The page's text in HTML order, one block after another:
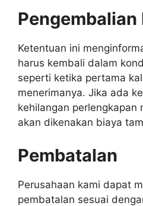
Pengembalian
Ketentuan ini
harus kembali dalam
seperti ketika pertama
menerimanya. Jika ada
kehilangan perlengkapan
akan dikenakan biaya
Pembatalan
Perusahaan kami dapat
pembatalan sesuai